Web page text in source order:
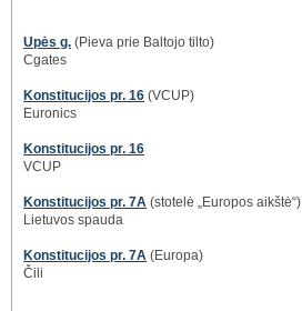
Upės g. (Pieva prie Baltojo tilto)
Cgates
Konstitucijos pr. 16 (VCUP)
Euronics
Konstitucijos pr. 16
VCUP
Konstitucijos pr. 7A (stotelė „Europos aikštė“)
Lietuvos spauda
Konstitucijos pr. 7A (Europa)
Čili